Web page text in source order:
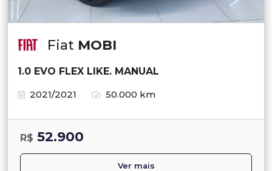
Fiat MOBI
1.0 EVO FLEX LIKE. MANUAL
2021/2021
50.000 km
R$ 52.900
Ver mais